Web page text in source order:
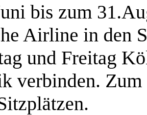
bis zum
Airline in den
und Freitag
verbinden.